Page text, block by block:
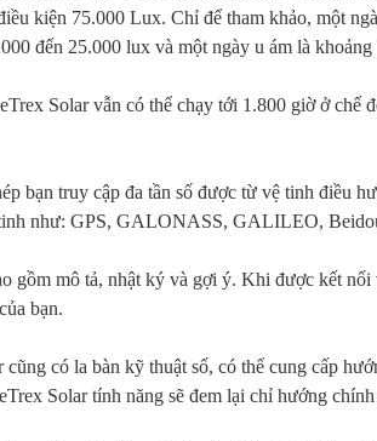
kiện 75.000 Lux. Chỉ để tham khảo, một
đến 25.000 lux và một ngày u ám là
Solar vẫn có thể chạy tới 1.800 giờ ở chế
bạn truy cập đa tần số được từ vệ tinh điều
như: GPS, GALONASS, GALILEO,
gồm mô tả, nhật ký và gợi ý. Khi được kết
bạn.
có la bàn kỹ thuật số, có thể cung cấp
Solar tính năng sẽ đem lại chỉ hướng